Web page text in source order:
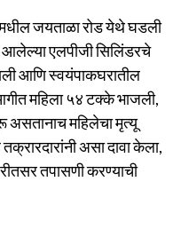
जयताळा रोड येथे घडली
आलेल्या एलपीजी सिलिंडरचे
आणि स्वयंपाकघरातील
महिला ५४ टक्के भाजली,
महिलेचा मृत्यू
असा दावा केला,
तपासणी करण्याची